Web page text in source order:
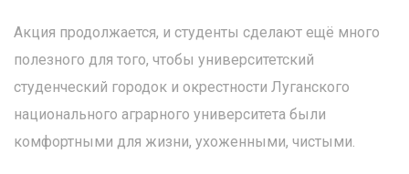
Акция продолжается, и студенты сделают ещё много
полезного для того, чтобы университетский
студенческий городок и окрестности Луганского
национального аграрного университета были
комфортными для жизни, ухоженными, чистыми.